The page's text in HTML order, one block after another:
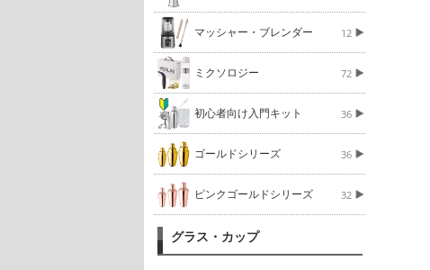
マッシャー・ブレンダー 12
ミクソロジー 72
初心者向け入門キット 36
ゴールドシリーズ 36
ピンクゴールドシリーズ 32
グラス・カップ